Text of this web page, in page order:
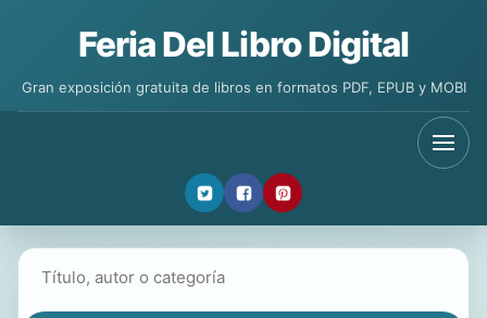
Feria Del Libro Digital
Gran exposición gratuita de libros en formatos PDF, EPUB y MOBI